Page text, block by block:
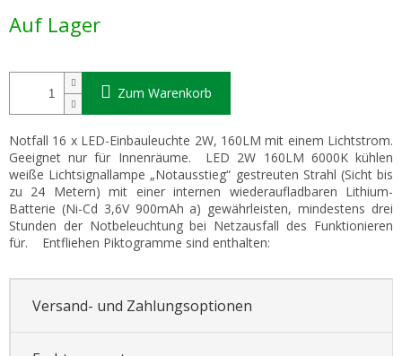
Auf Lager
Zum Warenkorb
Notfall 16 x LED-Einbauleuchte 2W, 160LM mit einem Lichtstrom.
Geeignet nur für Innenräume. LED 2W 160LM 6000K kühlen
weiße Lichtsignallampe „Notausstieg“ gestreuten Strahl (Sicht bis
zu 24 Metern) mit einer internen wiederaufladbaren Lithium-
Batterie (Ni-Cd 3,6V 900mAh a) gewährleisten, mindestens drei
Stunden der Notbeleuchtung bei Netzausfall des Funktionieren
für. Entfliehen Piktogramme sind enthalten:
Versand- und Zahlungsoptionen